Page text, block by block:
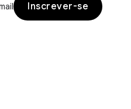
Inscrever-se